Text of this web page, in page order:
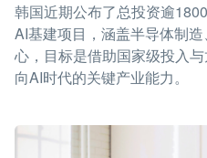
韩国近期公布了总投资逾
AI基建项目，涵盖半导体制
心，目标是借助国家级投入
向AI时代的关键产业能力。